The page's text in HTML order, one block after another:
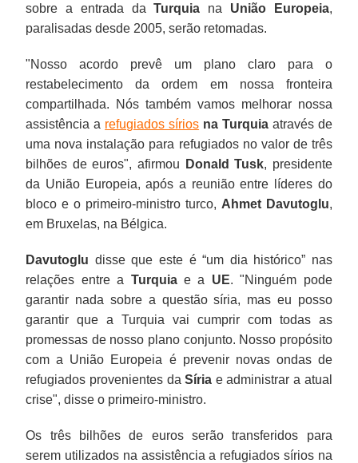
sobre a entrada daTurquia na União Europeia,
paralisadas desde 2005, serão retomadas.
"Nosso acordo prevê um plano claro para o
restabelecimento da ordem em nossa fronteira
compartilhada. Nós também vamos melhorar nossa
assistência a refugiados sírios na Turquiaatravés de
uma nova instalação para refugiados no valor de três
bilhões de euros", afirmou
Donald Tusk, presidente
da União Europeia, após a reunião entre líderes do
bloco e o primeiro-ministro turco, Ahmet Davutoglu,
em Bruxelas, na Bélgica.
Davutoglu disse que este é “um dia histórico” nas
relações entre a Turquiae a UE. "Ninguém pode
garantir nada sobre a questão síria, mas eu posso
garantir que a Turquia vai cumprir com todas as
promessas de nosso plano conjunto. Nosso propósito
com a União Europeia é prevenir novas ondas de
refugiados provenientes daSíria e administrar a atual
crise", disse o primeiro-ministro.
Os três bilhões de euros serão transferidos para
serem utilizados na assistência a refugiados sírios na